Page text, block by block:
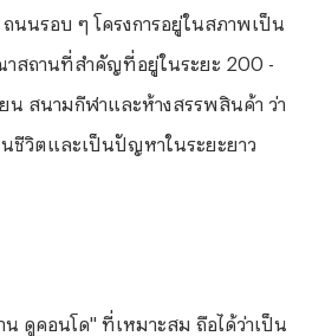
นนรอบ ๆ โครงการอยู่ในสภาพเป็น
าสถานที่สำคัญที่อยู่ในระยะ 200 -
ยน สนามกีฬาและห้างสรรพสินค้า ว่า
ชีวิตและเป็นปัญหาในระยะยาว
น ดูคอนโด" ที่เหมาะสม ถือได้ว่าเป็น